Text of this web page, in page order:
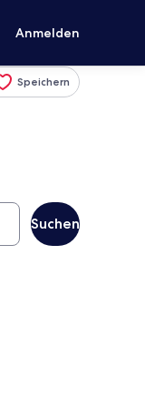
Anmelden
Speichern
Suchen